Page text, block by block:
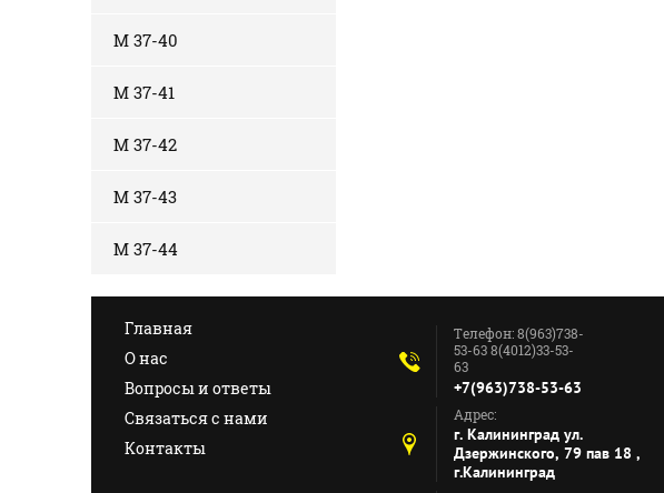
М 37-40
М 37-41
М 37-42
М 37-43
М 37-44
Главная
О нас
Вопросы и ответы
Связаться с нами
Контакты
Телефон: 8(963)738-
53-63 8(4012)33-53-
63
+7(963)738-53-63
Адрес:
г. Калининград ул.
Дзержинского, 79 пав 18 ,
г.Калининград